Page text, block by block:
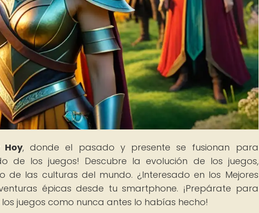
, donde el pasado y presente se fusionan para
de los juegos! Descubre la evolución de los juegos,
las culturas del mundo. ¿Interesado en los Mejores
épicas desde tu smartphone. ¡Prepárate para
juegos como nunca antes lo habías hecho!